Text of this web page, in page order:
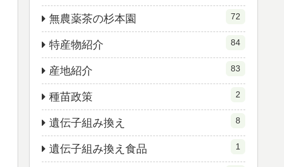
無農薬茶の杉本園 72
特産物紹介 84
産地紹介 83
種苗政策 2
遺伝子組み換え 8
遺伝子組み換え食品 1